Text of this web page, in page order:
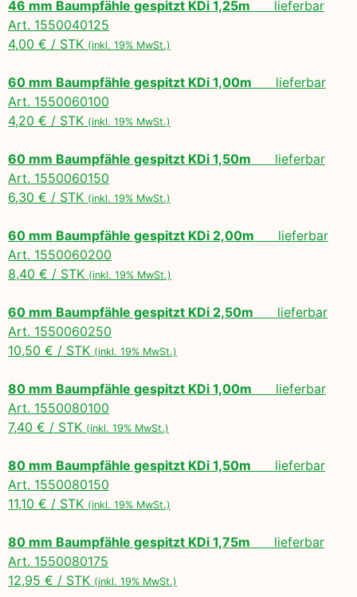
46 mm Baumpfähle gespitzt KDi 1,25m lieferbar
Art. 1550040125
4,00 € / STK (inkl. 19% MwSt.)
60 mm Baumpfähle gespitzt KDi 1,00m lieferbar
Art. 1550060100
4,20 € / STK (inkl. 19% MwSt.)
60 mm Baumpfähle gespitzt KDi 1,50m lieferbar
Art. 1550060150
6,30 € / STK (inkl. 19% MwSt.)
60 mm Baumpfähle gespitzt KDi 2,00m lieferbar
Art. 1550060200
8,40 € / STK (inkl. 19% MwSt.)
60 mm Baumpfähle gespitzt KDi 2,50m lieferbar
Art. 1550060250
10,50 € / STK (inkl. 19% MwSt.)
80 mm Baumpfähle gespitzt KDi 1,00m lieferbar
Art. 1550080100
7,40 € / STK (inkl. 19% MwSt.)
80 mm Baumpfähle gespitzt KDi 1,50m lieferbar
Art. 1550080150
11,10 € / STK (inkl. 19% MwSt.)
80 mm Baumpfähle gespitzt KDi 1,75m lieferbar
Art. 1550080175
12,95 € / STK (inkl. 19% MwSt.)